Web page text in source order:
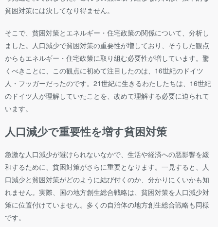
貧困対策には決してなり得ません。
そこで、貧困対策とエネルギー・住宅政策の関係について、分析し
ました。人口減少で貧困対策の重要性が増しており、そうした観点
からもエネルギー・住宅政策に取り組む必要性が増しています。驚
くべきことに、この観点に初めて注目したのは、16世紀のドイツ
人・フッガーだったのです。21世紀に生きるわたしたちは、16世紀
のドイツ人が理解していたことを、改めて理解する必要に迫られて
います。
人口減少で重要性を増す貧困対策
急激な人口減少が避けられないなかで、生活や経済への悪影響を緩
和するために、貧困対策がさらに重要となります。一見すると、人
口減少と貧困対策がどのように結び付くのか、分かりにくいかも知
れません。実際、国の地方創生総合戦略は、貧困対策を人口減少対
策に位置付けていません。多くの自治体の地方創生総合戦略も同様
です。